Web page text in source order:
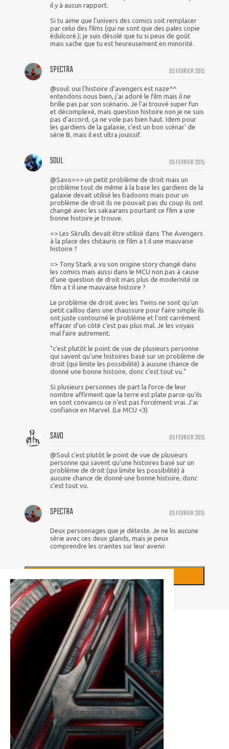
il y à aucun rapport.
Si tu aime que l'univers des comics soit remplacer
par celui des films (qui ne sont que des pales copie
édulcoré.); je suis désolé que tu si peux de goût
mais sache que tu est heureusement en minorité.
05 FEVRIER 2015
SPECTRA
@soul: oui l'histoire d'avengers est naze^^
entendons nous bien, j'ai adoré le film mais il ne
brille pas par son scénario. Je l'ai trouvé super fun
et décomplexé, mais question histoire non je ne suis
pas d'accord, ça ne vole pas bien haut. Idem pour
les gardiens de la galaxie, c'est un bon scénar' de
série B, mais il est ultra jouissif.
05 FEVRIER 2015
SOUL
@Savo==> un petit problème de droit mais un
problème tout de même à la base les gardiens de la
galaxie devait utilisé les badoons mais pour un
problème de droit ils ne pouvait pas du coup ils ont
changé avec les sakaarans pourtant ce film a une
bonne histoire je trouve.
=> Les Skrulls devait être utilisé dans The Avengers
à la place des chitauris ce film a t il une mauvaise
histoire ?
=> Tony Stark a vu son origine story changé dans
les comics mais aussi dans le MCU non pas à cause
d'une question de droit mais plus de modernité ce
film a t il une mauvaise histoire ?
Le problème de droit avec les Twins ne sont qu'un
petit caillou dans une chaussure pour faire simple ils
ont juste contourné le problème et l'ont carrément
effacer d'un côté c'est pas plus mal. Je les voyais
mal faire autrement.
"c'est plutôt le point de vue de plusieurs personne
qui savent qu'une histoires basé sur un problème de
droit (qui limite les possibilité) à aucune chance de
donné une bonne histoire, donc c'est tout vu."
Si plusieurs personnes de part la force de leur
nombre affirment que la terre est plate parce qu'ils
en sont convaincu ce n'est pas forcément vrai. J'ai
confiance en Marvel. (Le MCU <3)
05 FEVRIER 2015
SAVO
@Soul c'est plutôt le point de vue de plusieurs
personne qui savent qu'une histoires basé sur un
problème de droit (qui limite les possibilité) à
aucune chance de donné une bonne histoire, donc
c'est tout vu.
05 FEVRIER 2015
SPECTRA
Deux personnages que je déteste. Je ne lis aucune
série avec ces deux glands, mais je peux
comprendre les craintes sur leur avenir.
+CHARGER PLUS DE COMMENTAIRES